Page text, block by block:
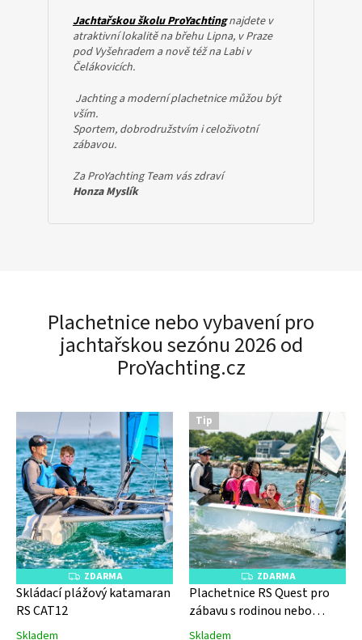
Jachtařskou školu ProYachtingnajdete v
atraktivní lokalitě na břehu Lipna, v Praze
pod Vyšehradem a nově též na Labi v
Čelákovicích.
Jachting a moderní plachetnice můžou být
vším.
Sportem, dobrodružstvím i celoživotní
zábavou.
Za ProYachting Team vás zdraví
Honza Myslík
Plachetnice nebo vybavení pro
jachtařskou sezónu 2026 od
ProYachting.cz
Z
D
A
ZDARMA
Skládací plážový katamaran
RS CAT12
Skladem
Tip
Z
D
A
R
ZDARMA
Plachetnice RS Quest pro
zábavu s rodinou nebo
kamarády
Skladem